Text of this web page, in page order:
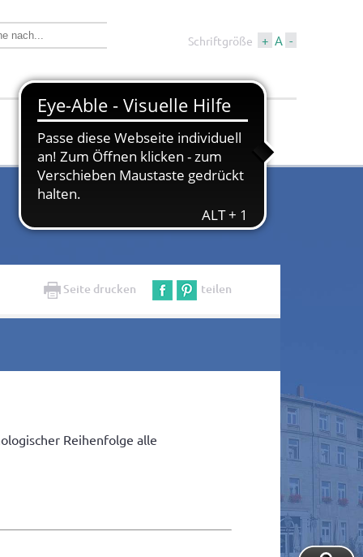
Schriftgröße + A -
Wirtschaft &
Bauen
Tourismus &
Kultur
Seite drucken teilen
Reihenfolge alle